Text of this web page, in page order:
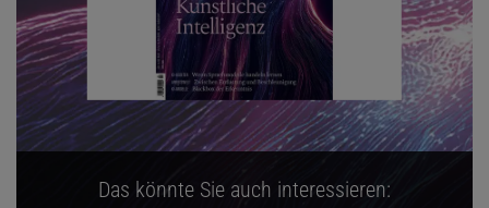
Das könnte Sie auch interessieren: